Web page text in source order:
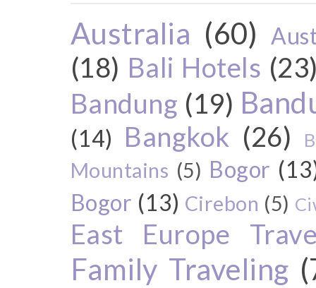
Australia (60)
(18) Bali Hotels
Bandung (19)
(14) Bangkok (26)
Mountains (5) Bogor
Bogor (13) Cirebon (5)
East Europe
Family Traveling